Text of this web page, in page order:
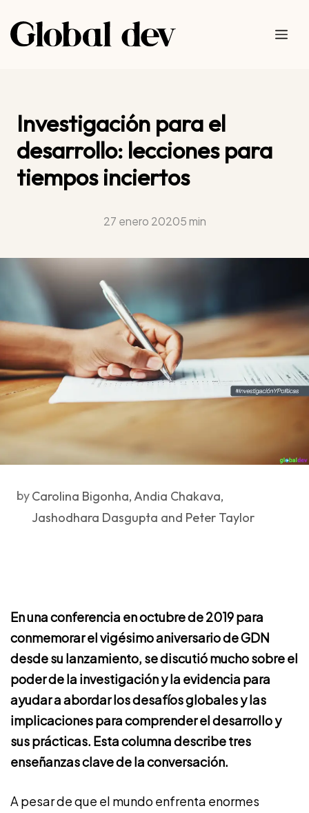
contenido
Investigación para el
desarrollo: lecciones para
tiempos inciertos
27 enero 20205 min
byCarolina Bigonha, Andia Chakava,
Jashodhara Dasgupta and Peter Taylor
En una conferencia en octubre de 2019 para
conmemorar el vigésimo aniversario de GDN
desde su lanzamiento, se discutió mucho sobre el
poder de la investigación y la evidencia para
ayudar a abordar los desafíos globales y las
implicaciones para comprender el desarrollo y
sus prácticas. Esta columna describe tres
enseñanzas clave de la conversación.
A pesar de que el mundo enfrenta enormes